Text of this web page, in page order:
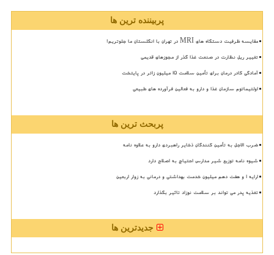
پربیننده ترین ها
مقایسه ظرفیت دستگاه های MRI در تهران با انگلستان ما جلوتریم!
تغییر ریل نظارت در صنعت غذا گذر از مجوزهای قدیمی
آمادگی کادر درمان برای تأمین سلامت 15 میلیون زائر در پایتخت
اولتیماتوم سازمان غذا و دارو به فعالین فرآورده های طبیعی
پربحث ترین ها
ضرب الاجل به تأمین کنندگان ذخایر راهبردی دارو به علاوه نامه
شیوه نامه توزیع شیر مدارس احتیاج به اصلاح دارد
ارایه ۱ و هفت دهم میلیون خدمت بهداشتی و درمانی به زوار اربعین
تغذیه پدر می تواند بر سلامت نوزاد تاثیر بگذارد
جدیدترین ها